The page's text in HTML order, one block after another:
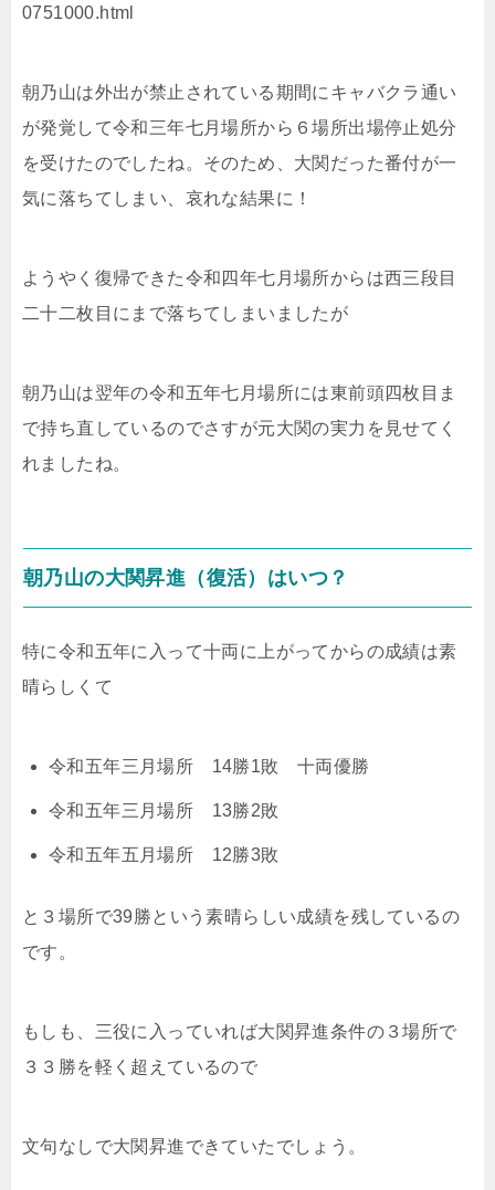
0751000.html
朝乃山は外出が禁止されている期間にキャバクラ通い
が発覚して令和三年七月場所から６場所出場停止処分
を受けたのでしたね。そのため、大関だった番付が一
気に落ちてしまい、哀れな結果に！
ようやく復帰できた令和四年七月場所からは西三段目
二十二枚目にまで落ちてしまいましたが
朝乃山は翌年の令和五年七月場所には東前頭四枚目ま
で持ち直しているのでさすが元大関の実力を見せてく
れましたね。
朝乃山の大関昇進（復活）はいつ？
特に令和五年に入って十両に上がってからの成績は素
晴らしくて
令和五年三月場所 14勝1敗 十両優勝
令和五年三月場所 13勝2敗
令和五年五月場所 12勝3敗
と３場所で39勝という素晴らしい成績を残しているの
です。
もしも、三役に入っていれば大関昇進条件の３場所で
３３勝を軽く超えているので
文句なしで大関昇進できていたでしょう。